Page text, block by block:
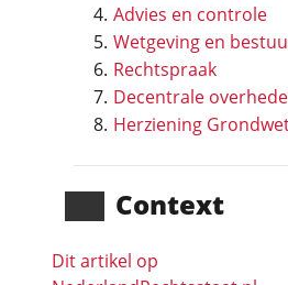
Advies en controle
Wetgeving en
Rechtspraak
Decentrale
Herziening
Context
Dit artikel op